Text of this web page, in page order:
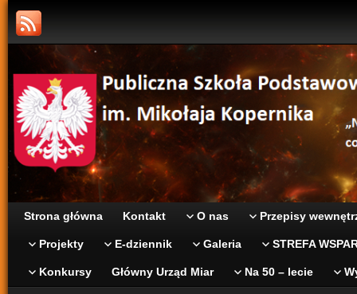
Strona główna Kontakt O nas Przepisy
Projekty E-dziennik Galeria STREFA
Konkursy Główny Urząd Miar Na 50 – lecie